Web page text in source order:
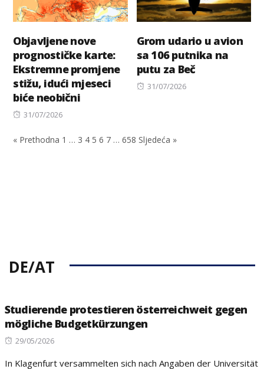
Objavljene nove
prognostičke karte:
Ekstremne promjene
stižu, idući mjeseci
biće neobični
Posted
31/07/2026
Grom udario u avion
sa 106 putnika na
putu za Beč
Posted
31/07/2026
« Prethodna 1 … 3 4 5 6 7 … 658 Sljedeća »
DE/AT
Studierende protestieren österreichweit gegen
mögliche Budgetkürzungen
Posted
29/05/2026
In Klagenfurt versammelten sich nach Angaben der Universität